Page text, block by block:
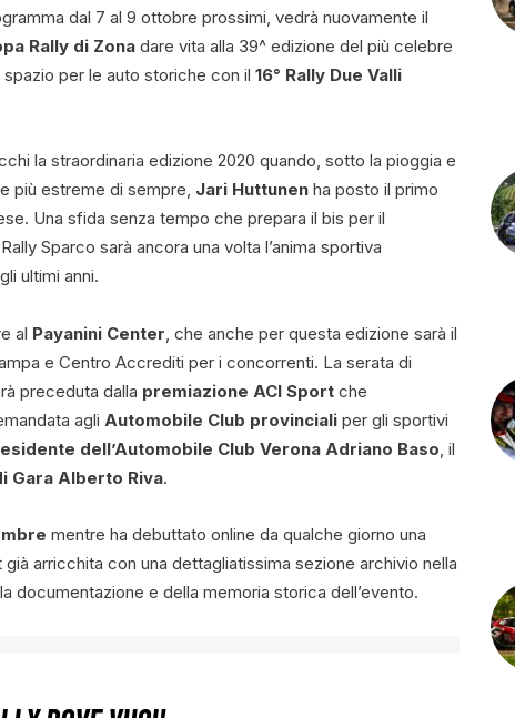
dal 7 al 9 ottobre prossimi, vedrà nuovamente il
Rally di Zona dare vita alla 39^ edizione del più celebre
per le auto storiche con il 16° Rally Due Valli
la straordinaria edizione 2020 quando, sotto la pioggia e
più estreme di sempre, Jari Huttunen ha posto il primo
Una sfida senza tempo che prepara il bis per il
Sparco sarà ancora una volta l’anima sportiva
ultimi anni.
al Payanini Center , che anche per questa edizione sarà il
e Centro Accrediti per i concorrenti. La serata di
preceduta dalla premiazione ACI Sport che
agli Automobile Club provinciali per gli sportivi
dell’Automobile Club Verona Adriano Baso , il
Gara Alberto Riva.
mentre ha debuttato online da qualche giorno una
arricchita con una dettagliatissima sezione archivio nella
documentazione e della memoria storica dell’evento.